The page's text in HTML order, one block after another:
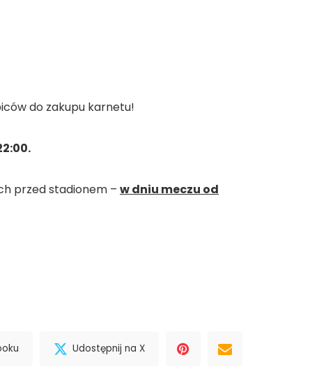
do zakupu karnetu!
przed stadionem – w dniu meczu od
Udostępnij na X